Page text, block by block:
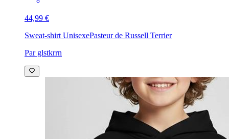
44,99 €
Sweat-shirt UnisexePasteur de Russell Terrier
Par glstkrrn